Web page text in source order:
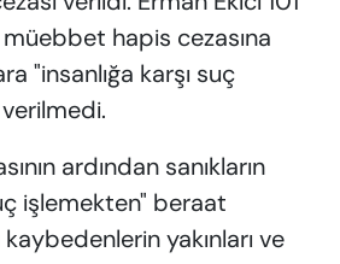
müebbet hapis cezasına
"insanlığa karşı suç
ardından sanıkların
işlemekten" beraat
yakınları ve